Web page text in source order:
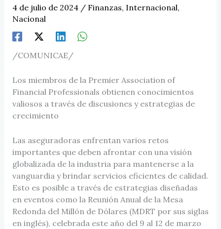
4 de julio de 2024 / Finanzas, Internacional,
Nacional
/COMUNICAE/
Los miembros de la Premier Association of
Financial Professionals obtienen conocimientos
valiosos a través de discusiones y estrategias de
crecimiento
Las aseguradoras enfrentan varios retos
importantes que deben afrontar con una visión
globalizada de la industria para mantenerse a la
vanguardia y brindar servicios eficientes de calidad.
Esto es posible a través de estrategias diseñadas
en eventos como la Reunión Anual de la Mesa
Redonda del Millón de Dólares (MDRT por sus siglas
en inglés), celebrada este año del 9 al 12 de marzo